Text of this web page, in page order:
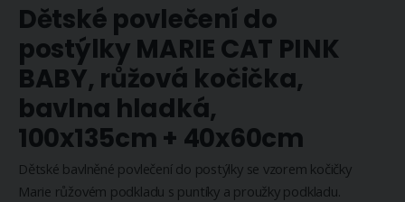
na
začátek
galerie
s
obrázky
Dětské povlečení do
postýlky MARIE CAT PINK
BABY, růžová kočička,
bavlna hladká,
100x135cm + 40x60cm
Dětské bavlněné povlečení do postýlky se vzorem kočičky
Marie růžovém podkladu s puntíky a proužky podkladu.